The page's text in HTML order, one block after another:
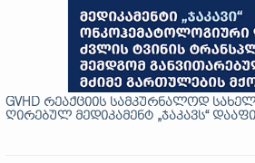
GVHD რეაქციის სამკურნალოდ
ღირებულ მედიკამენტ „ჯაკავს“